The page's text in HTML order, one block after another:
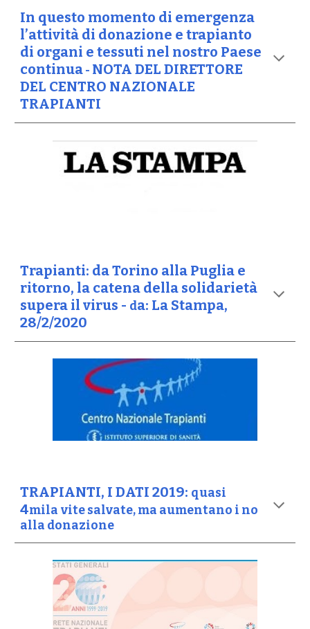
In questo momento di emergenza
l’attività di donazione e trapianto
di organi e tessuti nel nostro Paese
continua- NOTA DEL DIRETTORE
DEL CENTRO NAZIONALE
TRAPIANTI
Trapianti: da Torino alla Puglia e
ritorno, la catena della solidarietà
supera il virus - da: La Stampa,
28/2/2020
TRAPIANTI, I DATI 2019: quasi
4mila vite salvate, ma aumentano i no
alla donazione